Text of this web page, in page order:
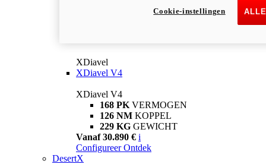
XDiavel
XDiavel V4
XDiavel V4
168 PK VERMOGEN
126 NM KOPPEL
229 KG GEWICHT
Vanaf 30.890 € i
Configureer Ontdek
DesertX
Cookie-instellingen